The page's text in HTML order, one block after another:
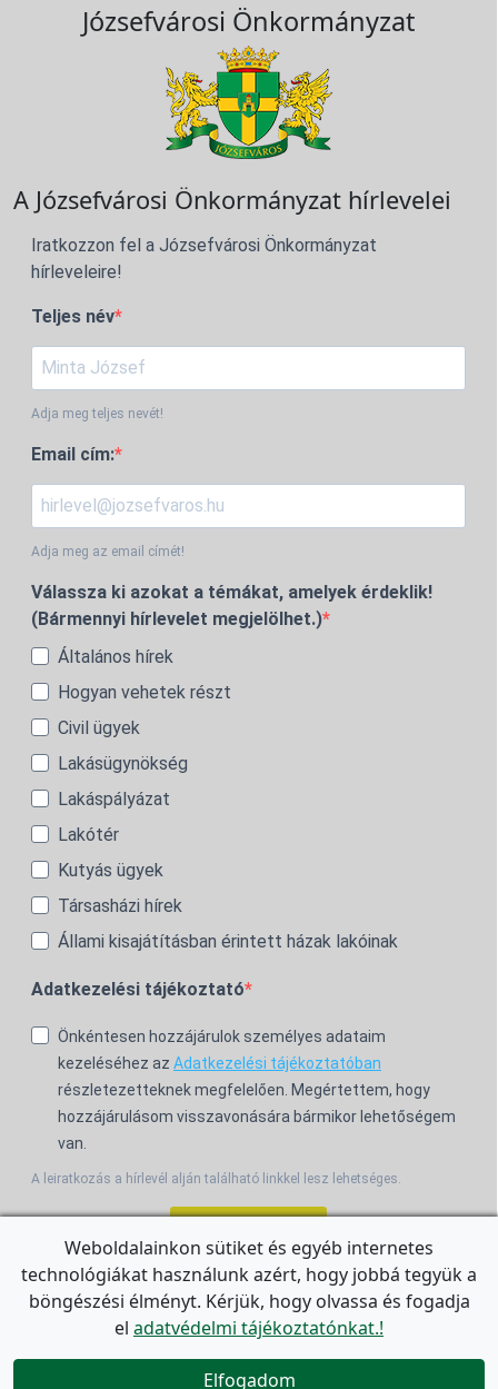
Józsefvárosi Önkormányzat
A Józsefvárosi Önkormányzat hírlevelei
Iratkozzon fel a Józsefvárosi Önkormányzat
hírleveleire!
Teljes név
Adja meg teljes nevét!
Email cím:
Adja meg az email címét!
Válassza ki azokat a témákat, amelyek érdeklik!
(Bármennyi hírlevelet megjelölhet.)
Általános hírek
Hogyan vehetek részt
Civil ügyek
Lakásügynökség
Lakáspályázat
Lakótér
Kutyás ügyek
Társasházi hírek
Állami kisajátításban érintett házak lakóinak
Adatkezelési tájékoztató
Önkéntesen hozzájárulok személyes adataim
kezeléséhez az Adatkezelési tájékoztatóban
részletezetteknek megfelelően. Megértettem, hogy
hozzájárulásom visszavonására bármikor lehetőségem
van.
A leiratkozás a hírlevél alján található linkkel lesz lehetséges.
For the English Newsletter, clickHERE.

Weboldalainkon sütiket és egyéb internetes
technológiákat használunk azért, hogy jobbá tegyük a
böngészési élményt. Kérjük, hogy olvassa és fogadja
el adatvédelmi tájékoztatónkat.!
Elfogadom